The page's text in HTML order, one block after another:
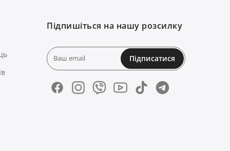
Підпишіться на нашу розсилку
Підписатися